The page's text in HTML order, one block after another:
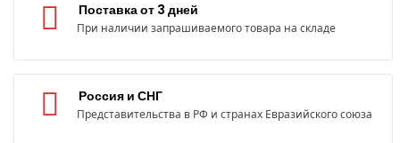
Поставка от 3 дней
При наличии запрашиваемого товара на складе
Россия и СНГ
Представительства в РФ и странах Евразийского союза